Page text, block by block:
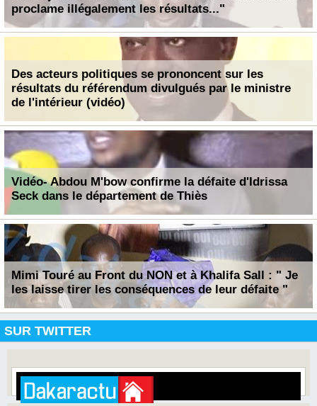
proclame illégalement les résultats..."
Des acteurs politiques se prononcent sur les
résultats du référendum divulgués par le ministre
de l'intérieur (vidéo)
Vidéo- Abdou M'bow confirme la défaite d'Idrissa
Seck dans le département de Thiès
Mimi Touré au Front du NON et à Khalifa Sall : " Je
les laisse tirer les conséquences de leur défaite "
SUR TWITTER